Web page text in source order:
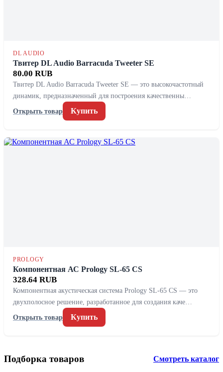
DL AUDIO
Твитер DL Audio Barracuda Tweeter SE
80.00 RUB
Твитер DL Audio Barracuda Tweeter SE — это высокочастотный
динамик, предназначенный для построения качественны…
Открыть товар
Купить
PROLOGY
Компонентная АС Prology SL-65 CS
328.64 RUB
Компонентная акустическая система Prology SL-65 CS — это
двухполосное решение, разработанное для создания каче…
Открыть товар
Купить
Подборка товаров Смотреть каталог